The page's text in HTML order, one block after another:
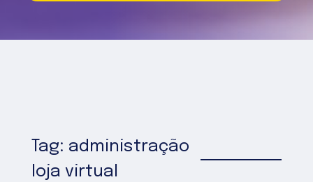
Tag: administração
loja virtual